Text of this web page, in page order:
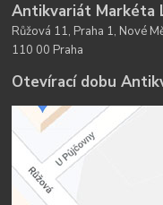
Antikvariát Markéta
Růžová 11, Praha 1, Nové
110 00 Praha
Otevírací dobu